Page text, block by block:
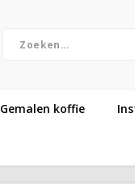
Gemalen koffie